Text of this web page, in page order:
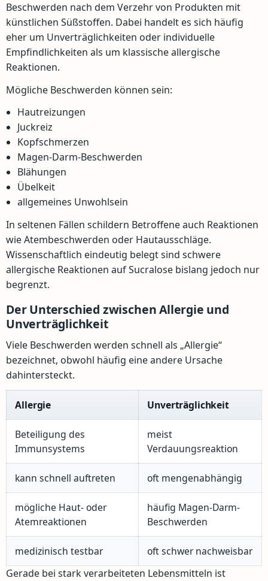
Beschwerden nach dem Verzehr von Produkten mit
künstlichen Süßstoffen. Dabei handelt es sich häufig
eher um Unverträglichkeiten oder individuelle
Empfindlichkeiten als um klassische allergische
Reaktionen.
Mögliche Beschwerden können sein:
Hautreizungen
Juckreiz
Kopfschmerzen
Magen-Darm-Beschwerden
Blähungen
Übelkeit
allgemeines Unwohlsein
In seltenen Fällen schildern Betroffene auch Reaktionen
wie Atembeschwerden oder Hautausschläge.
Wissenschaftlich eindeutig belegt sind schwere
allergische Reaktionen auf Sucralose bislang jedoch nur
begrenzt.
Der Unterschied zwischen Allergie und
Unverträglichkeit
Viele Beschwerden werden schnell als „Allergie“
bezeichnet, obwohl häufig eine andere Ursache
dahintersteckt.
Allergie Unverträglichkeit
Beteiligung des
Immunsystems
meist
Verdauungsreaktion
kann schnell auftreten oft mengenabhängig
mögliche Haut- oder
Atemreaktionen
häufig Magen-Darm-
Beschwerden
medizinisch testbar
oft schwer nachweisbar
Gerade bei stark verarbeiteten Lebensmitteln ist